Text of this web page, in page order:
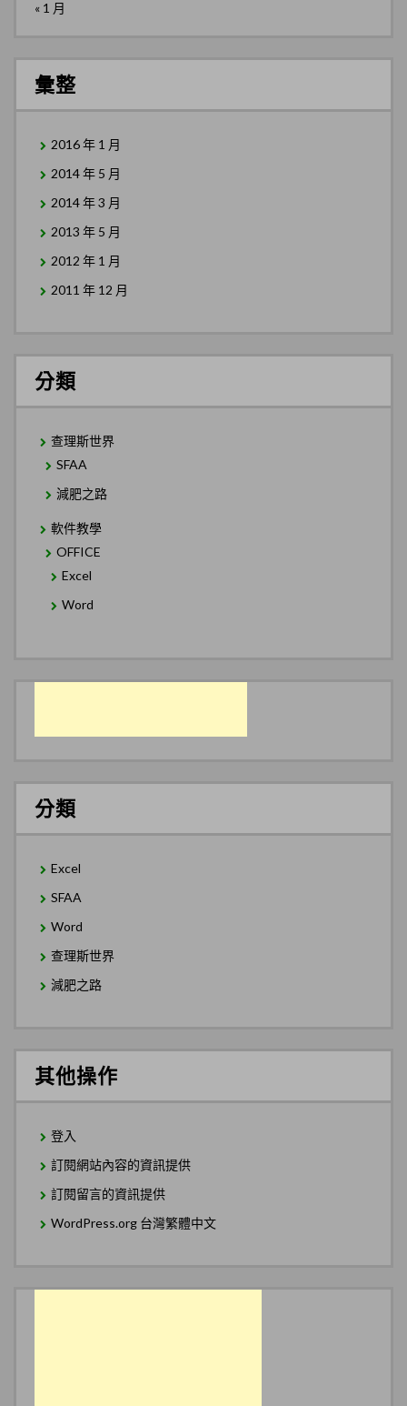
« 1 月
彙整
2016 年 1 月
2014 年 5 月
2014 年 3 月
2013 年 5 月
2012 年 1 月
2011 年 12 月
分類
查理斯世界
SFAA
減肥之路
軟件教學
OFFICE
Excel
Word
分類
Excel
SFAA
Word
查理斯世界
減肥之路
其他操作
登入
訂閱網站內容的資訊提供
訂閱留言的資訊提供
WordPress.org 台灣繁體中文